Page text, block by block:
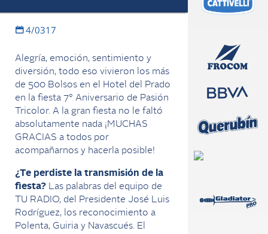
4/0317
Alegría, emoción, sentimiento y
diversión, todo eso vivieron los más
de 500 Bolsos en el Hotel del Prado
en la fiesta 7° Aniversario de Pasión
Tricolor. A la gran fiesta no le faltó
absolutamente nada ¡MUCHAS
GRACIAS a todos por
acompañarnos y hacerla posible!
¿Te perdiste la transmisión de la
fiesta? Las palabras del equipo de
TU RADIO, del Presidente José Luis
Rodríguez, los reconocimiento a
Polenta, Guiria y Navascués. El